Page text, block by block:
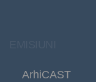
ArhiCAST